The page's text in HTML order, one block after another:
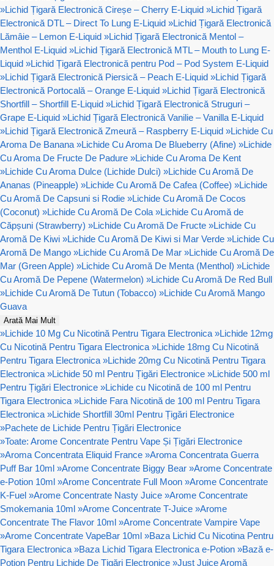
»Lichid Țigară Electronică Cireșe – Cherry E-Liquid »Lichid Țigară
Electronică DTL – Direct To Lung E-Liquid »Lichid Țigară Electronică
Lămâie – Lemon E-Liquid »Lichid Țigară Electronică Mentol –
Menthol E-Liquid »Lichid Țigară Electronică MTL – Mouth to Lung E-
Liquid »Lichid Țigară Electronică pentru Pod – Pod System E-Liquid
»Lichid Țigară Electronică Piersică – Peach E-Liquid »Lichid Țigară
Electronică Portocală – Orange E-Liquid »Lichid Țigară Electronică
Shortfill – Shortfill E-Liquid »Lichid Țigară Electronică Struguri –
Grape E-Liquid »Lichid Țigară Electronică Vanilie – Vanilla E-Liquid
»Lichid Țigară Electronică Zmeură – Raspberry E-Liquid »Lichide Cu
Aroma De Banana »Lichide Cu Aroma De Blueberry (Afine) »Lichide
Cu Aroma De Fructe De Padure »Lichide Cu Aroma De Kent
»Lichide Cu Aroma Dulce (Lichide Dulci) »Lichide Cu Aromă De
Ananas (Pineapple) »Lichide Cu Aromă De Cafea (Coffee) »Lichide
Cu Aromă De Capsuni si Rodie »Lichide Cu Aromă De Cocos
(Coconut) »Lichide Cu Aromă De Cola »Lichide Cu Aromă de
Căpșuni (Strawberry) »Lichide Cu Aromă De Fructe »Lichide Cu
Aromă De Kiwi »Lichide Cu Aromă De Kiwi si Mar Verde »Lichide Cu
Aromă De Mango »Lichide Cu Aromă De Mar »Lichide Cu Aromă De
Mar (Green Apple) »Lichide Cu Aromă De Menta (Menthol) »Lichide
Cu Aromă De Pepene (Watermelon) »Lichide Cu Aromă De Red Bull
»Lichide Cu Aromă De Tutun (Tobacco) »Lichide Cu Aromă Mango
Guava
Arată Mai Mult
»Lichide 10 Mg Cu Nicotină Pentru Tigara Electronica »Lichide 12mg
Cu Nicotină Pentru Tigara Electronica »Lichide 18mg Cu Nicotină
Pentru Tigara Electronica »Lichide 20mg Cu Nicotină Pentru Tigara
Electronica »Lichide 50 ml Pentru Țigări Electronice »Lichide 500 ml
Pentru Țigări Electronice »Lichide cu Nicotină de 100 ml Pentru
Tigara Electronica »Lichide Fara Nicotină de 100 ml Pentru Tigara
Electronica »Lichide Shortfill 30ml Pentru Țigări Electronice
»Pachete de Lichide Pentru Țigări Electronice
»Toate: Arome Concentrate Pentru Vape Și Țigări Electronice
»Aroma Concentrata Eliquid France »Aroma Concentrata Guerra
Puff Bar 10ml »Arome Concentrate Biggy Bear »Arome Concentrate
e-Potion 10ml »Arome Concentrate Full Moon »Arome Concentrate
K-Fuel »Arome Concentrate Nasty Juice »Arome Concentrate
Smokemania 10ml »Arome Concentrate T-Juice »Arome
Concentrate The Flavor 10ml »Arome Concentrate Vampire Vape
»Arome Concentrate VapeBar 10ml »Baza Lichid Cu Nicotina Pentru
Tigara Electronica »Baza Lichid Tigara Electronica e-Potion »Bază e-
Potion Pentru Lichide De Țigări Electronice »Just Juice Aromă